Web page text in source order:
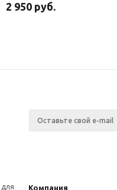
2 950 руб.
Компания